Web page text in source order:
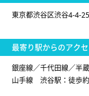
東京都渋谷区渋谷4-4-25
最寄り駅からのアク
銀座線／千代田線／半
山手線 渋谷駅：徒歩